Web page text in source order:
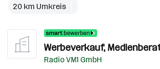
20 km Umkreis
Werbeverkauf,
Radio VM1 GmbH